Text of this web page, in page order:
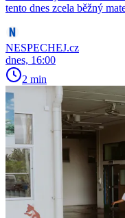
tento dnes zcela běžný
NESPECHEJ.cz
dnes, 16:00
2 min